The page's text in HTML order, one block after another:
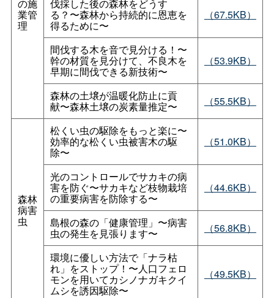
の施
業管
理
伐採した後の森林をどうす
る？〜森林から持続的に恩恵を
得るために〜
（67.5KB）
間伐する木を音で見分ける！〜
幹の材質を見分けて、不良木を
早期に間伐できる新技術〜
（53.9KB）
森林の土壌が温暖化防止に貢
献〜森林土壌の炭素量推定〜 （55.5KB）
森林
病害
虫
松くい虫の駆除をもっと楽に〜
効率的な松くい虫被害木の駆
除〜
（51.0KB）
光のコントロールでサカキの病
害を防ぐ〜サカキなど枝物栽培
の重要病害を防除する〜
（44.6KB）
島根の森の「健康管理」〜病害
虫の発生を見張ります〜 （56.8KB）
環境に優しい方法で「ナラ枯
れ」をストップ！〜人口フェロ
モンを用いてカシノナガキクイ
ムシを誘因駆除〜
（49.5KB）